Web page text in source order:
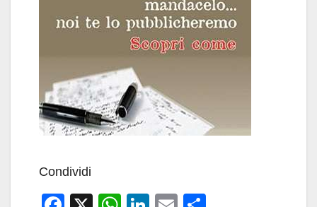
Condividi